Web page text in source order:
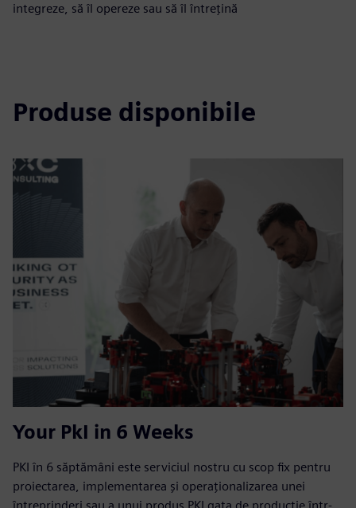
integreze, să îl opereze sau să îl întrețină
Produse disponibile
Your PkI in 6 Weeks
PKI în 6 săptămâni este serviciul nostru cu scop fix pentru
proiectarea, implementarea și operaționalizarea unei